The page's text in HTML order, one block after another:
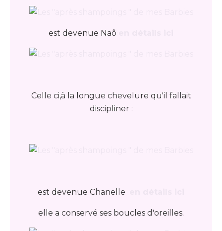
est devenue Naô
Celle ci,à la longue chevelure qu'il fallait
discipliner :
est devenue Chanelle
elle a conservé ses boucles d'oreilles.